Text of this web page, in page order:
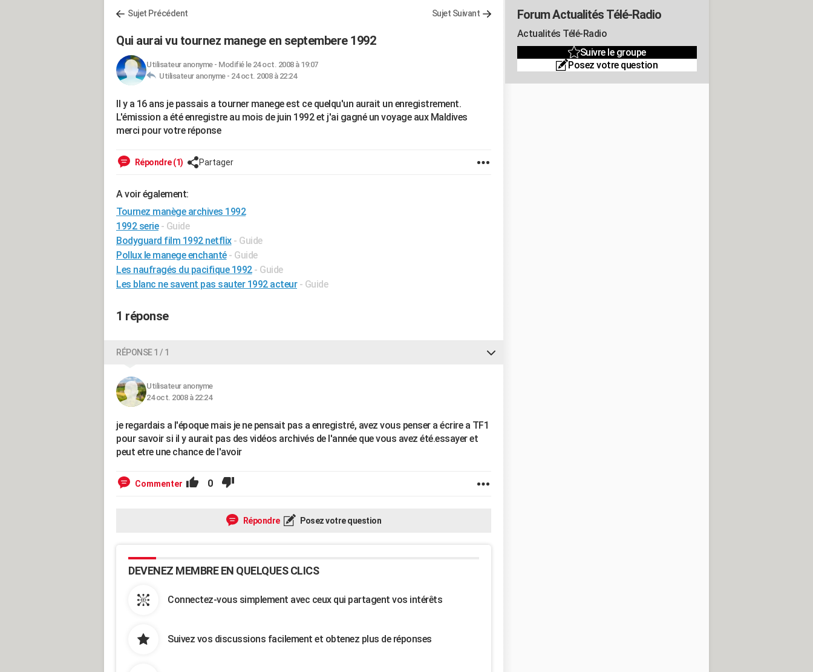
Sujet Précédent Sujet Suivant
Qui aurai vu tournez manege en septembere 1992
Utilisateur anonyme- Modifié le 24 oct. 2008 à 19:07
Utilisateur anonyme - 24 oct. 2008 à 22:24
Il y a 16 ans je passais a tourner manege est ce quelqu'un aurait un enregistrement.
L'émission a été enregistre au mois de juin 1992 et j'ai gagné un voyage aux Maldives
merci pour votre réponse
Répondre (1) Partager
A voir également:
Tournez manège archives 1992
1992 serie - Guide
Bodyguard film 1992 netflix - Guide
Pollux le manege enchanté - Guide
Les naufragés du pacifique 1992 - Guide
Les blanc ne savent pas sauter 1992 acteur - Guide
1 réponse
RÉPONSE 1 / 1
Utilisateur anonyme
24 oct. 2008 à 22:24
je regardais a l'époque mais je ne pensait pas a enregistré, avez vous penser a écrire a TF1
pour savoir si il y aurait pas des vidéos archivés de l'année que vous avez été.essayer et
peut etre une chance de l'avoir
Commenter 0
Répondre Posez votre question
DEVENEZ MEMBRE EN QUELQUES CLICS
Connectez-vous simplement avec ceux qui partagent vos intérêts
Suivez vos discussions facilement et obtenez plus de réponses
Forum Actualités Télé-Radio
Actualités Télé-Radio
Suivre le groupe
Posez votre question